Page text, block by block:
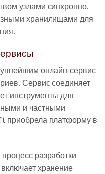
узлами синхронно.
хранилищами для
онлайн-сервис
Сервис соединяет
инструменты для
и частными
приобрела платформу в
разработки
хранение